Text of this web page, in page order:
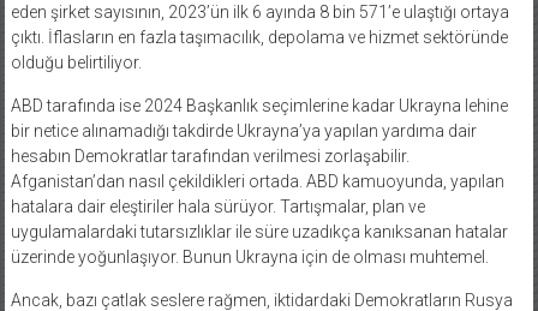
eden şirket sayısının, 2023’ün ilk 6 ayında 8 bin 571’e ulaştığı ortaya
çıktı. İflasların en fazla taşımacılık, depolama ve hizmet sektöründe
olduğu belirtiliyor.
ABD tarafında ise 2024 Başkanlık seçimlerine kadar Ukrayna lehine
bir netice alınamadığı takdirde Ukrayna’ya yapılan yardıma dair
hesabın Demokratlar tarafından verilmesi zorlaşabilir.
Afganistan’dan nasıl çekildikleri ortada. ABD kamuoyunda, yapılan
hatalara dair eleştiriler hala sürüyor. Tartışmalar, plan ve
uygulamalardaki tutarsızlıklar ile süre uzadıkça kanıksanan hatalar
üzerinde yoğunlaşıyor. Bunun Ukrayna için de olması muhtemel.
Ancak, bazı çatlak seslere rağmen, iktidardaki Demokratların Rusya